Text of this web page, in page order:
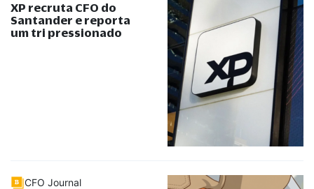
XP recruta CFO do
Santander e reporta
um tri pressionado
CFO Journal